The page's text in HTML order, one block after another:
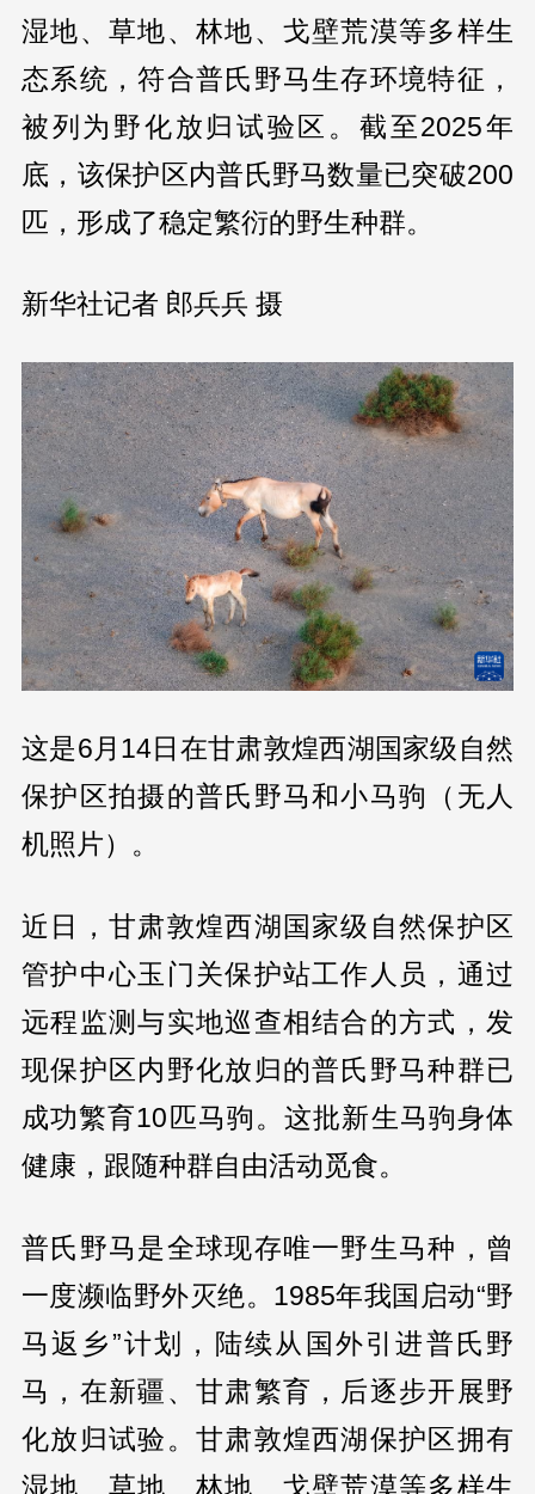
湿地、草地、林地、戈壁荒漠等多样生
态系统，符合普氏野马生存环境特征，
被列为野化放归试验区。截至2025年
底，该保护区内普氏野马数量已突破200
匹，形成了稳定繁衍的野生种群。
新华社记者 郎兵兵 摄
这是6月14日在甘肃敦煌西湖国家级自然
保护区拍摄的普氏野马和小马驹（无人
机照片）。
近日，甘肃敦煌西湖国家级自然保护区
管护中心玉门关保护站工作人员，通过
远程监测与实地巡查相结合的方式，发
现保护区内野化放归的普氏野马种群已
成功繁育10匹马驹。这批新生马驹身体
健康，跟随种群自由活动觅食。
普氏野马是全球现存唯一野生马种，曾
一度濒临野外灭绝。1985年我国启动“野
马返乡”计划，陆续从国外引进普氏野
马，在新疆、甘肃繁育，后逐步开展野
化放归试验。甘肃敦煌西湖保护区拥有
湿地、草地、林地、戈壁荒漠等多样生